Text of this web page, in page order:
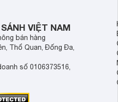
VIỆT NAM
bán hàng
Thổ Quan, Đống Đa,
số 0106373516,